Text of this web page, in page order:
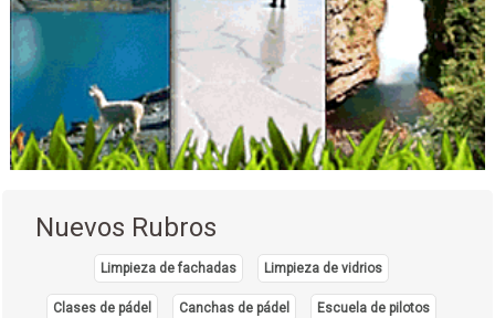
Nuevos Rubros
Limpieza de fachadas Limpieza de vidrios
Clases de pádel Canchas de pádel Escuela de pilotos